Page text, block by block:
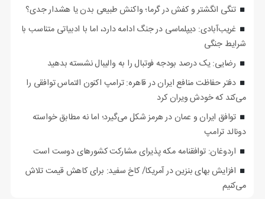
تنگی انگشتر و کفش در گرما؛ واکنش طبیعی بدن یا هشدار جدی؟
غریب‌آبادی: دیپلماسی در جنگ ادامه دارد، اما با ادبیاتی متناسب با
شرایط جنگی
رضایی: یک درصد بودجه فوتبال را به والیبال نشسته بدهید
دفتر حفاظت منافع ایران در قاهره: ترامپ اکنون التماس توافقی را
می‌کند که خودش ویران کرد
توافق ایران و عمان در هرمز شکل می‌گیرد؛ اما نه مطابق خواسته
دونالد ترامپ
اردوغان: توافقنامه مکه پذیرای مشارکت کشورهای دوست است
افزایش بهای بنزین در آمریکا/ کاخ سفید: برای کاهش قیمت تلاش
می‌کنیم